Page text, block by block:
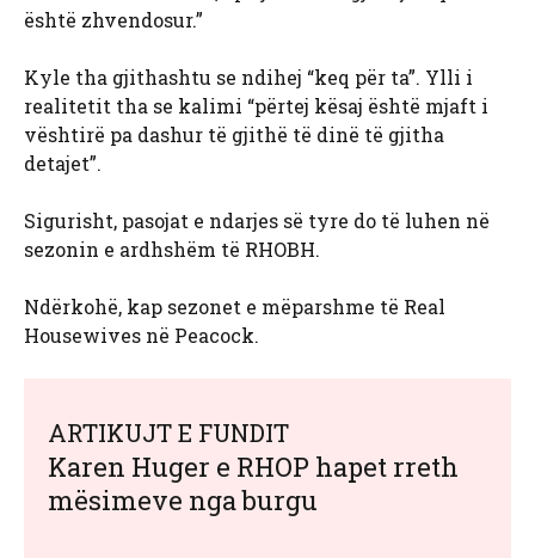
është zhvendosur.”
Kyle tha gjithashtu se ndihej “keq për ta”. Ylli i
realitetit tha se kalimi “përtej kësaj është mjaft i
vështirë pa dashur të gjithë të dinë të gjitha
detajet”.
Sigurisht, pasojat e ndarjes së tyre do të luhen në
sezonin e ardhshëm të RHOBH.
Ndërkohë, kap sezonet e mëparshme të Real
Housewives në Peacock.
ARTIKUJT E FUNDIT
Karen Huger e RHOP hapet rreth
mësimeve nga burgu